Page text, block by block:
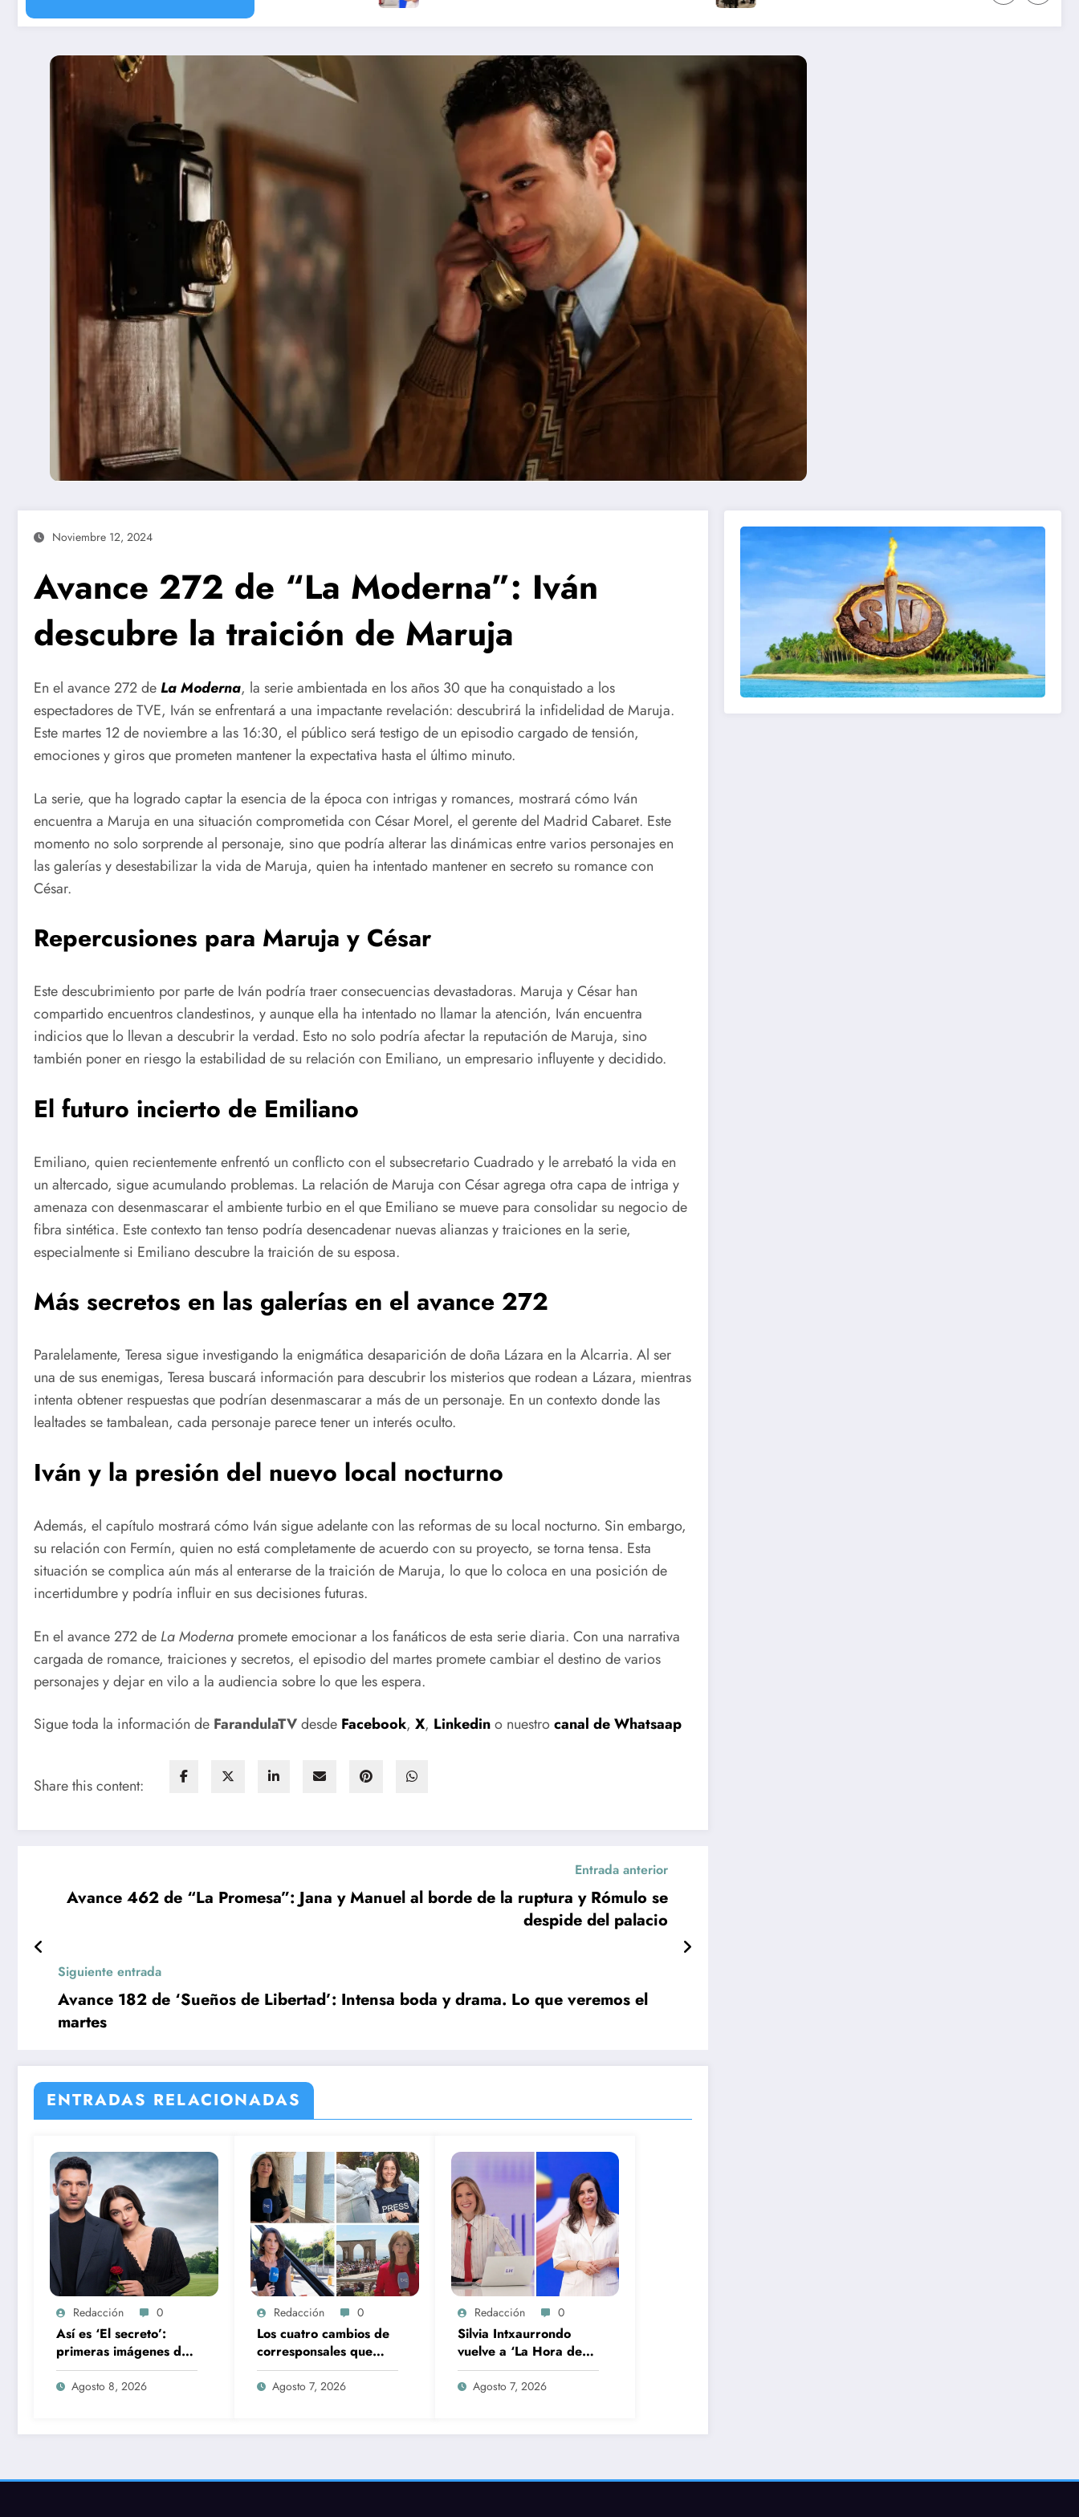
Noviembre 12, 2024
Avance 272 de “La Moderna”: Iván
descubre la traición de Maruja
En el avance 272 deLa Moderna, la serie ambientada en los años 30 que ha conquistado a los
espectadores de TVE, Iván se enfrentará a una impactante revelación: descubrirá la infidelidad de Maruja.
Este martes 12 de noviembre a las 16:30, el público será testigo de un episodio cargado de tensión,
emociones y giros que prometen mantener la expectativa hasta el último minuto.
La serie, que ha logrado captar la esencia de la época con intrigas y romances, mostrará cómo Iván
encuentra a Maruja en una situación comprometida con César Morel, el gerente del Madrid Cabaret. Este
momento no solo sorprende al personaje, sino que podría alterar las dinámicas entre varios personajes en
las galerías y desestabilizar la vida de Maruja, quien ha intentado mantener en secreto su romance con
César.
Repercusiones para Maruja y César
Este descubrimiento por parte de Iván podría traer consecuencias devastadoras. Maruja y César han
compartido encuentros clandestinos, y aunque ella ha intentado no llamar la atención, Iván encuentra
indicios que lo llevan a descubrir la verdad. Esto no solo podría afectar la reputación de Maruja, sino
también poner en riesgo la estabilidad de su relación con Emiliano, un empresario influyente y decidido.
El futuro incierto de Emiliano
Emiliano, quien recientemente enfrentó un conflicto con el subsecretario Cuadrado y le arrebató la vida en
un altercado, sigue acumulando problemas. La relación de Maruja con César agrega otra capa de intriga y
amenaza con desenmascarar el ambiente turbio en el que Emiliano se mueve para consolidar su negocio de
fibra sintética. Este contexto tan tenso podría desencadenar nuevas alianzas y traiciones en la serie,
especialmente si Emiliano descubre la traición de su esposa.
Más secretos en las galerías en el avance 272
Paralelamente, Teresa sigue investigando la enigmática desaparición de doña Lázara en la Alcarria. Al ser
una de sus enemigas, Teresa buscará información para descubrir los misterios que rodean a Lázara, mientras
intenta obtener respuestas que podrían desenmascarar a más de un personaje. En un contexto donde las
lealtades se tambalean, cada personaje parece tener un interés oculto.
Iván y la presión del nuevo local nocturno
Además, el capítulo mostrará cómo Iván sigue adelante con las reformas de su local nocturno. Sin embargo,
su relación con Fermín, quien no está completamente de acuerdo con su proyecto, se torna tensa. Esta
situación se complica aún más al enterarse de la traición de Maruja, lo que lo coloca en una posición de
incertidumbre y podría influir en sus decisiones futuras.
En el avance 272 de La Moderna promete emocionar a los fanáticos de esta serie diaria. Con una narrativa
cargada de romance, traiciones y secretos, el episodio del martes promete cambiar el destino de varios
personajes y dejar en vilo a la audiencia sobre lo que les espera.
Sigue toda la información de FarandulaTVdesde Facebook, X, Linkedino nuestrocanal de Whatsaap
Share this content:
Entrada anterior
Avance 462 de “La Promesa”: Jana y Manuel al borde de la ruptura y Rómulo se
despide del palacio
Siguiente entrada
Avance 182 de ‘Sueños de Libertad’: Intensa boda y drama. Lo que veremos el
martes
ENTRADAS RELACIONADAS
Redacción 0
Así es ‘El secreto’:
primeras imágenes de
la nueva serie de
Antena 3 que llega con
Agosto 8, 2026
Redacción 0
Los cuatro cambios de
corresponsales que
prepara TVE para su
nueva temporada
Agosto 7, 2026
Redacción 0
Silvia Intxaurrondo
vuelve a ‘La Hora de
La 1’ y Aida Bao da el
salto a ‘Mañaneros
Agosto 7, 2026